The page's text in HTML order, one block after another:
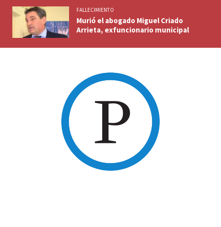
FALLECIMIENTO
Murió el abogado Miguel Criado
Arrieta, exfuncionario municipal